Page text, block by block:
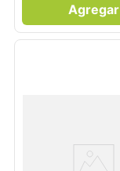
Agregar
Ver
Producto